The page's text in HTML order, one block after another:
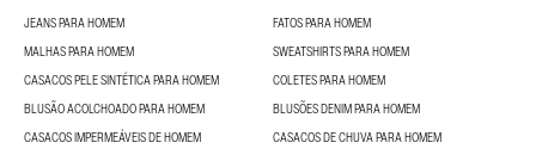
JEANS PARA HOMEM
FATOS PARA HOMEM
MALHAS PARA HOMEM
SWEATSHIRTS PARA HOMEM
CASACOS PELE SINTÉTICA PARA HOMEM
COLETES PARA HOMEM
BLUSÃO ACOLCHOADO PARA HOMEM
BLUSÕES DENIM PARA HOMEM
CASACOS IMPERMEÁVEIS DE HOMEM
CASACOS DE CHUVA PARA HOMEM